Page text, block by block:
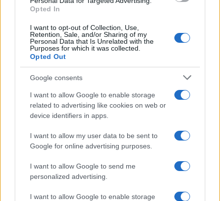
Opted In
I want to opt-out of Collection, Use,
Retention, Sale, and/or Sharing of my
Personal Data that Is Unrelated with the
Purposes for which it was collected.
Opted Out
Google consents
I want to allow Google to enable storage
related to advertising like cookies on web or
device identifiers in apps.
I want to allow my user data to be sent to
Google for online advertising purposes.
I want to allow Google to send me
personalized advertising.
I want to allow Google to enable storage
Syndication
Globalist
Globalscience
Culture
Salute
Megachip